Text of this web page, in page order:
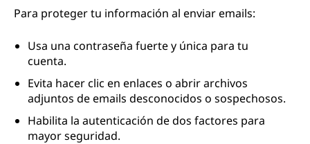
Para proteger tu información al enviar emails:
Usa una contraseña fuerte y única para tu
cuenta.
Evita hacer clic en enlaces o abrir archivos
adjuntos de emails desconocidos o sospechosos.
Habilita la autenticación de dos factores para
mayor seguridad.